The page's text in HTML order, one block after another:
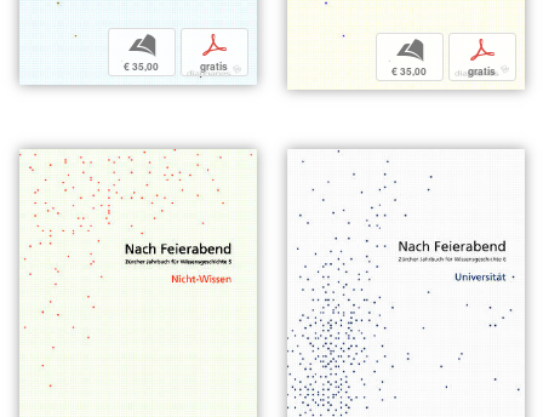
b
€ 35,00
p
gratis
b
€ 35,00
p
gratis